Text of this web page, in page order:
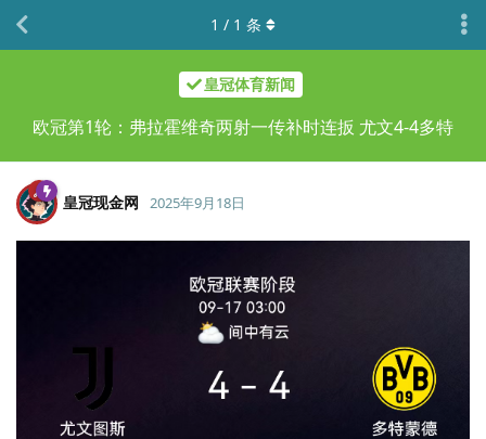
皇冠体育新闻
欧冠第1轮：弗拉霍维奇两射一传补时连扳 尤文4-4多特
1 / 1 条
皇冠现金网 2025年9月18日